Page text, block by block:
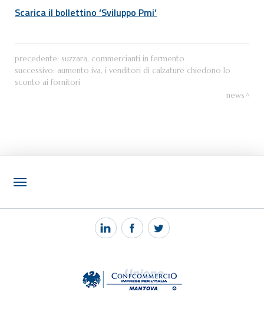
Scarica il bollettino ‘Sviluppo Pmi’
precedente: suzzara, commercianti in fermento
successivo: aumento iva, i venditori di calzature chiedono lo
sconto ai fornitori
news
NOTIZIE
PEC MANTOVA MAIL